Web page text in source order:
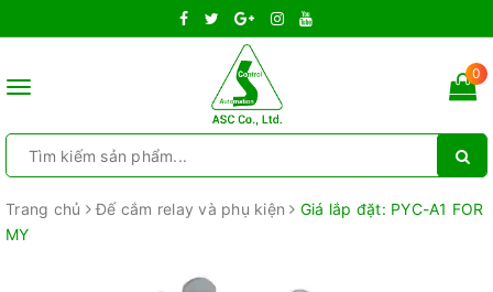
Toggle
0
Trang chủ Đế cắm relay và phụ kiện
Giá lắp đặt: PYC-A1 FOR
MY